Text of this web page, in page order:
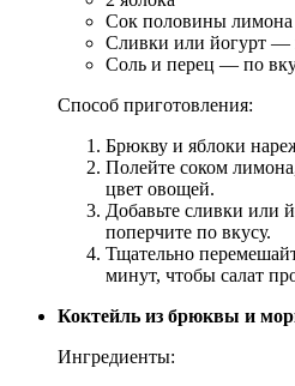
Сок половины лимона
Сливки или йогурт —
Соль и перец — по
Способ приготовления:
Брюкву и яблоки
Полейте соком
цвет овощей.
Добавьте сливки или
поперчите по вкусу.
Тщательно
минут, чтобы салат
Коктейль из брюквы и
Ингредиенты: